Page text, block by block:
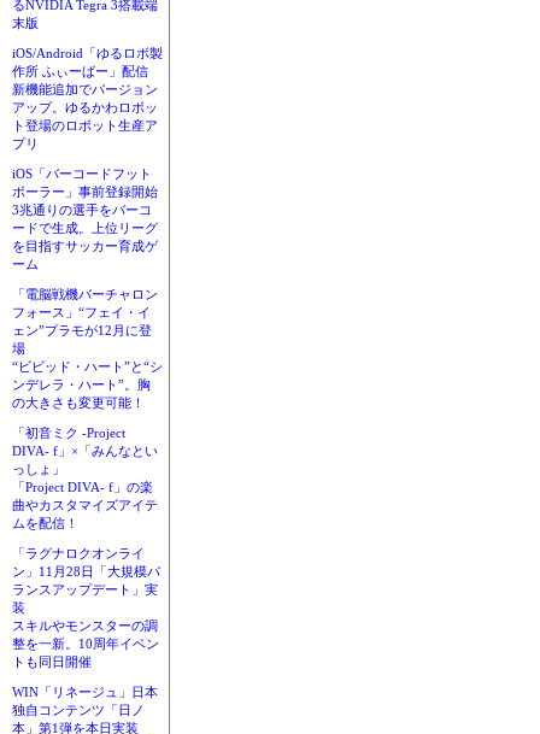
るNVIDIA Tegra 3搭載端
末版
iOS/Android「ゆるロボ製
作所 ふぃーばー」配信
新機能追加でバージョン
アップ。ゆるかわロボッ
ト登場のロボット生産ア
プリ
iOS「バーコードフット
ボーラー」事前登録開始
3兆通りの選手をバーコ
ードで生成。上位リーグ
を目指すサッカー育成ゲ
ーム
「電脳戦機バーチャロン
フォース」“フェイ・イ
ェン”プラモが12月に登
場
“ビビッド・ハート”と“シ
ンデレラ・ハート”。胸
の大きさも変更可能！
「初音ミク -Project
DIVA- f」×「みんなとい
っしょ」
「Project DIVA- f」の楽
曲やカスタマイズアイテ
ムを配信！
「ラグナロクオンライ
ン」11月28日「大規模バ
ランスアップデート」実
装
スキルやモンスターの調
整を一新。10周年イベン
トも同日開催
WIN「リネージュ」日本
独自コンテンツ「日ノ
本」第1弾を本日実装